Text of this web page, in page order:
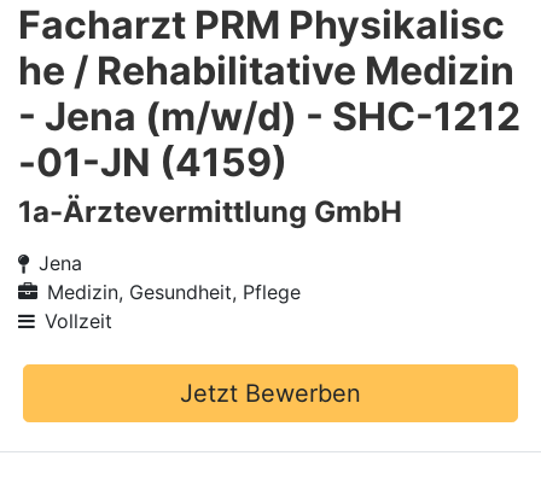
Facharzt PRM Physikalisc
he / Rehabilitative Medizin
- Jena (m/w/d) - SHC-1212
-01-JN (4159)
1a-Ärztevermittlung GmbH
Jena
Medizin, Gesundheit, Pflege
Vollzeit
Jetzt Bewerben